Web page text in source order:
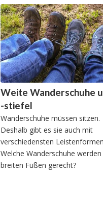
Weite Wanderschuhe
-stiefel
Wanderschuhe müssen sitzen.
Deshalb gibt es sie auch mit
verschiedensten
Welche Wanderschuhe werden
breiten Füßen gerecht?